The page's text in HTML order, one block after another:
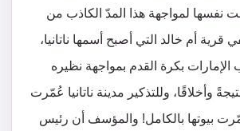
فرضت نفسها لمواجهة هذا المدّ الكاذب من
قرية أم خالد التي أصبح أسمها ناتانيا،
بكرة القدم بمواجهة نظيره
وأخلاقًا، وللتذكير مدينة ناتانيا عُمّرت
بيوتها بالكامل! والمؤسف أن رئيس